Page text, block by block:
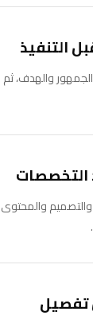
التنفيذ
والهدف،